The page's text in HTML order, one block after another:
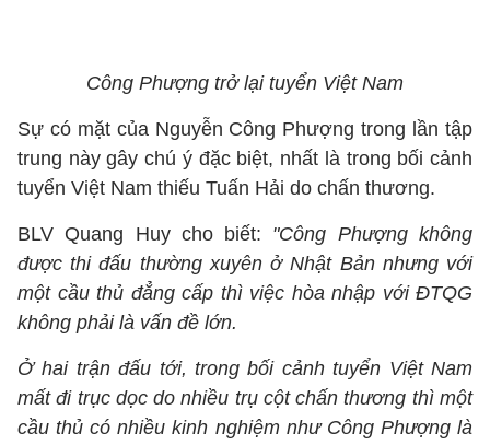
Công Phượng trở lại tuyển Việt Nam
Sự có mặt của Nguyễn Công Phượng trong lần tập
trung này gây chú ý đặc biệt, nhất là trong bối cảnh
tuyển Việt Nam thiếu Tuấn Hải do chấn thương.
BLV Quang Huy cho biết: "Công Phượng không
được thi đấu thường xuyên ở Nhật Bản nhưng với
một cầu thủ đẳng cấp thì việc hòa nhập với ĐTQG
không phải là vấn đề lớn.
Ở hai trận đấu tới, trong bối cảnh tuyển Việt Nam
mất đi trục dọc do nhiều trụ cột chấn thương thì một
cầu thủ có nhiều kinh nghiệm như Công Phượng là